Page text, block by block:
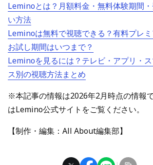
Leminoとは？月額料金・無料体験期間
い方法
Leminoは無料で視聴できる？有料プレミ
お試し期間はいつまで？
Leminoを見るには？テレビ・アプリ・
ス別の視聴方法まとめ
※本記事の情報は2026年2月時点の情報
はLemino公式サイトをご覧ください。
【制作・編集：All About編集部】